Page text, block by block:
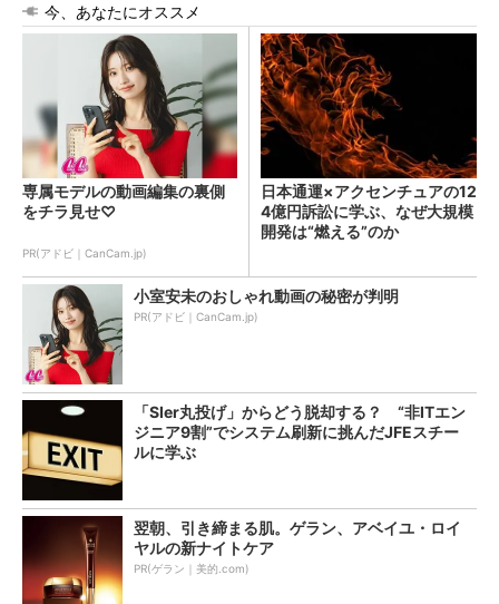
今、あなたにオススメ
専属モデルの動画編集の裏側
をチラ見せ♡
PR(アドビ｜CanCam.jp)
日本通運×アクセンチュアの12
4億円訴訟に学ぶ、なぜ大規模
開発は“燃える”のか
小室安未のおしゃれ動画の秘密が判明
PR(アドビ｜CanCam.jp)
「SIer丸投げ」からどう脱却する？ “非ITエン
ジニア9割”でシステム刷新に挑んだJFEスチー
ルに学ぶ
翌朝、引き締まる肌。ゲラン、アベイユ・ロイ
ヤルの新ナイトケア
PR(ゲラン｜美的.com)